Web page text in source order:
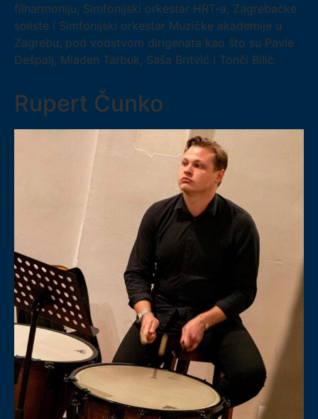
filharmoniju, Simfonijski orkestar HRT-a, Zagrebačke
soliste i Simfonijski orkestar Muzičke akademije u
Zagrebu, pod vodstvom dirigenata kao što su Pavle
Dešpalj, Mladen Tarbuk, Saša Britvić i Tonči Bilić.
Rupert Čunko